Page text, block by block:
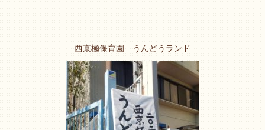
西京極保育園 うんどうランド